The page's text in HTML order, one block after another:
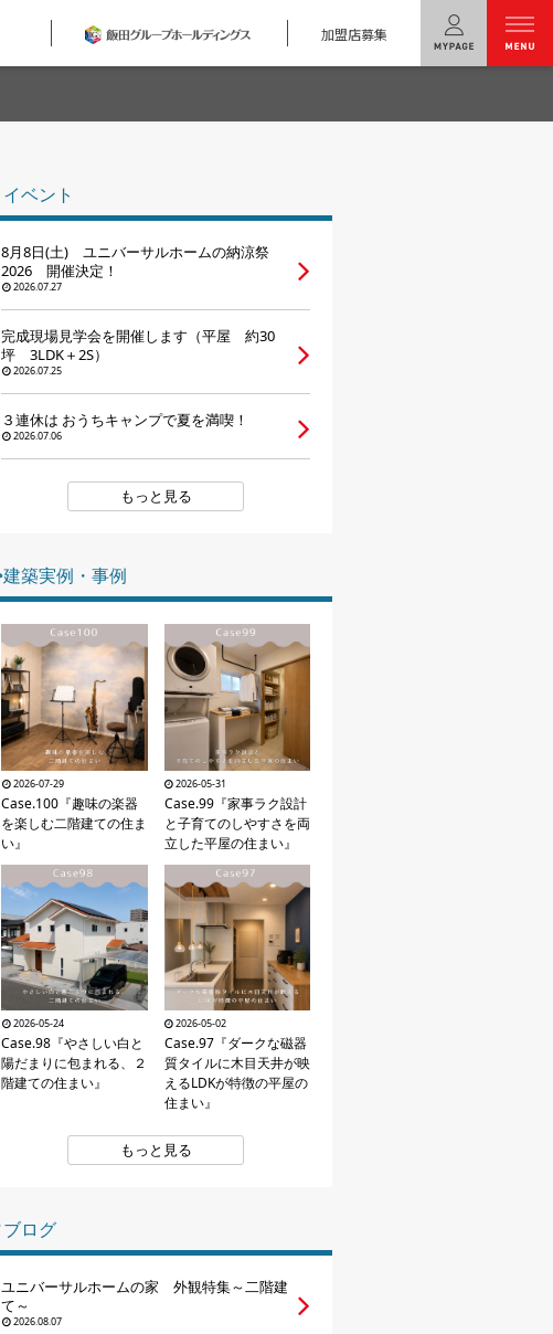
加盟店募集
テクノロジー
建築実例
モデルハウス
シミュレーション
企業情報
お問い合わせ
イベント
8月8日(土) ユニバーサルホームの納涼祭
2026 開催決定！
2026.07.27
完成現場見学会を開催します（平屋 約30
坪 3LDK＋2S）
2026.07.25
３連休は おうちキャンプで夏を満喫！
2026.07.06
もっと見る
建築実例・事例
2026-07-29
Case.100『趣味の楽器
を楽しむ二階建ての住ま
い』
2026-05-31
Case.99『家事ラク設計
と子育てのしやすさを両
立した平屋の住まい』
2026-05-24
Case.98『やさしい白と
陽だまりに包まれる、２
階建ての住まい』
2026-05-02
Case.97『ダークな磁器
質タイルに木目天井が映
えるLDKが特徴の平屋の
住まい』
もっと見る
ブログ
ユニバーサルホームの家 外観特集～二階建
て～
2026.08.07